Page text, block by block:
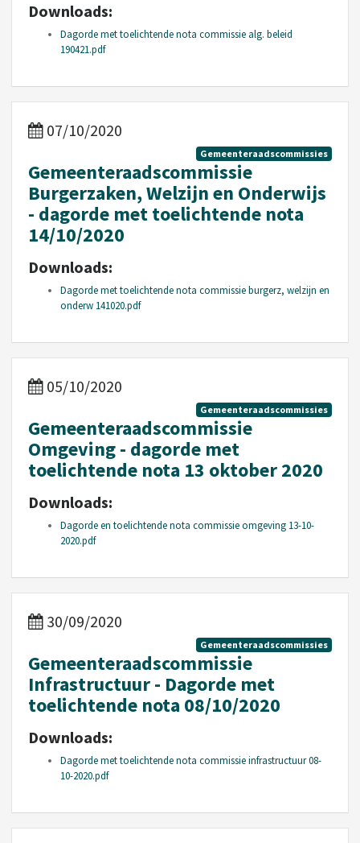
Downloads:
Dagorde met toelichtende nota commissie alg. beleid
190421.pdf
07/10/2020
Gemeenteraadscommissies
Gemeenteraadscommissie
Burgerzaken, Welzijn en Onderwijs
- dagorde met toelichtende nota
14/10/2020
Downloads:
Dagorde met toelichtende nota commissie burgerz, welzijn en
onderw 141020.pdf
05/10/2020
Gemeenteraadscommissies
Gemeenteraadscommissie
Omgeving - dagorde met
toelichtende nota 13 oktober 2020
Downloads:
Dagorde en toelichtende nota commissie omgeving 13-10-
2020.pdf
30/09/2020
Gemeenteraadscommissies
Gemeenteraadscommissie
Infrastructuur - Dagorde met
toelichtende nota 08/10/2020
Downloads:
Dagorde met toelichtende nota commissie infrastructuur 08-
10-2020.pdf